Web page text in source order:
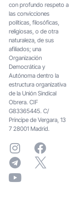
con profundo respeto a
las convicciones
políticas, filosóficas,
religiosas, o de otra
naturaleza, de sus
afiliados; una
Organización
Democrática y
Autónoma dentro la
estructura organizativa
de la Unión Sindical
Obrera. CIF
G83365445. C/
Principe de Vergara, 13
7 28001 Madrid.